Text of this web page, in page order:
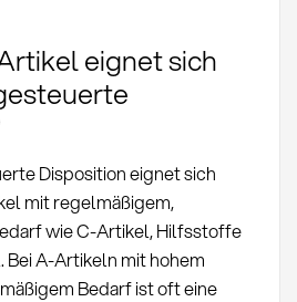
eignet sich
Disposition eignet sich
mit regelmäßigem,
wie C-Artikel, Hilfsstoffe
A-Artikeln mit hohem
Bedarf ist oft eine